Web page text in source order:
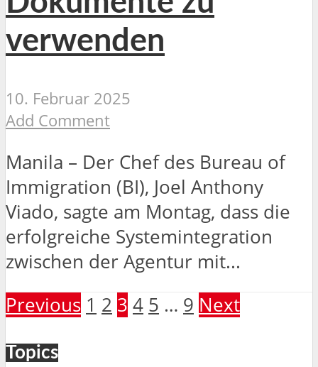
verwenden
10. Februar 2025
Add Comment
Manila – Der Chef des Bureau of
Immigration (BI), Joel Anthony
Viado, sagte am Montag, dass die
erfolgreiche Systemintegration
zwischen der Agentur mit...
Previous 1 2 3 4 5 … 9 Next
Topics